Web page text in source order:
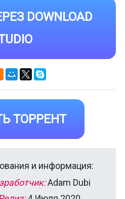
DOWNLOAD
ТОРРЕНТ
и информация:
Adam Dubi